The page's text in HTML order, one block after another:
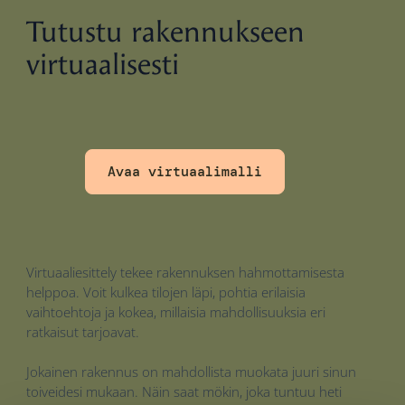
Tutustu rakennukseen
virtuaalisesti
Avaa virtuaalimalli
Virtuaaliesittely tekee rakennuksen hahmottamisesta
helppoa. Voit kulkea tilojen läpi, pohtia erilaisia
vaihtoehtoja ja kokea, millaisia mahdollisuuksia eri
ratkaisut tarjoavat.
Jokainen rakennus on mahdollista muokata juuri sinun
toiveidesi mukaan. Näin saat mökin, joka tuntuu heti